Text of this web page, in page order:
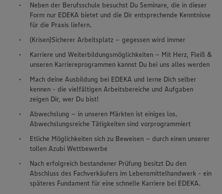
Neben der Berufsschule besuchst Du Seminare, die in dieser
Form nur EDEKA bietet und die Dir entsprechende Kenntnisse
für die Praxis liefern.
(Krisen)Sicherer Arbeitsplatz – gegessen wird immer
Karriere und Weiterbildungsmöglichkeiten – Mit Herz, Fleiß &
unseren Karriereprogrammen kannst Du bei uns alles werden
Mach deine Ausbildung bei EDEKA und lerne Dich selber
kennen - die vielfältigen Arbeitsbereiche und Aufgaben
zeigen Dir, wer Du bist!
Abwechslung – in unseren Märkten ist einiges los.
Abwechslungsreiche Tätigkeiten sind vorprogrammiert
Etliche Möglichkeiten sich zu Beweisen – durch einen unserer
tollen Azubi Wettbewerbe
Nach erfolgreich bestandener Prüfung besitzt Du den
Abschluss des Fachverkäufers im Lebensmittelhandwerk - ein
späteres Fundament für eine schnelle Karriere bei EDEKA.